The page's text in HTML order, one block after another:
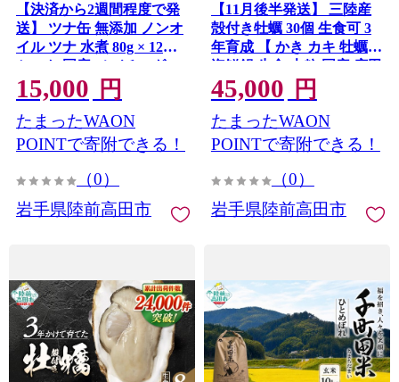
【決済から2週間程度で発
送】 ツナ缶 無添加 ノンオ
イル ツナ 水煮 80g × 12缶
セット 国産 メバチマグロ
使用 【 缶詰 ツナ 缶 フレ
ーク 無着色 カロリー 備蓄
長期保存 非常食 防災 】
RT862-12
15,000 円
たまったWAON
POINTで寄附できる！
（0）
岩手県陸前高田市
【11月後半発送】 三陸産
殻付き牡蠣 30個 生食可 3
年育成 【 かき カキ 牡蠣
海鮮鍋 生食 大粒 国産 広田
湾 期間限定 マルテン水産
】 RT394
45,000 円
たまったWAON
POINTで寄附できる！
（0）
岩手県陸前高田市